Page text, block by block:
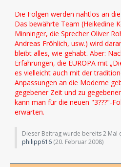
Die Folgen werden nahtlos an
Das bewährte Team (Heikedine
Minninger, die Sprecher Oliver
Andreas Fröhlich, usw.) wird
bleibt alles, wie gehabt. Aber:
Erfahrungen, die EUROPA mit
es vielleicht auch mit der
Anpassungen an die Moderne
gegebener Zeit und zu
kann man für die neuen "3???"-
erwarten.
Dieser Beitrag wurde bereits 2 Mal
philipp616 (20. Februar 2008)